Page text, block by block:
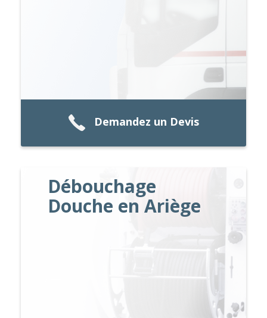
Demandez un Devis
Débouchage
Douche en Ariège